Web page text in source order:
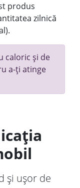
produs
zilnică
caloric și de
a-ți atinge
și ușor de